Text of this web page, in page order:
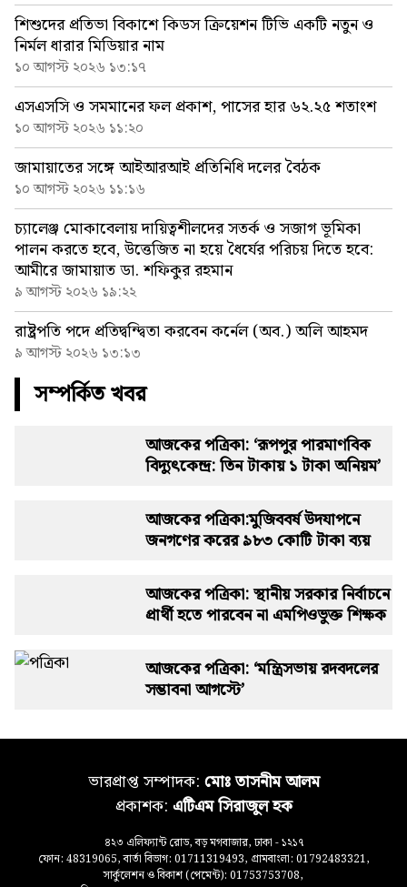
শিশুদের প্রতিভা বিকাশে কিডস ক্রিয়েশন টিভি একটি নতুন ও
নির্মল ধারার মিডিয়ার নাম
১০ আগস্ট ২০২৬ ১৩:১৭
এসএসসি ও সমমানের ফল প্রকাশ, পাসের হার ৬২.২৫ শতাংশ
১০ আগস্ট ২০২৬ ১১:২০
জামায়াতের সঙ্গে আইআরআই প্রতিনিধি দলের বৈঠক
১০ আগস্ট ২০২৬ ১১:১৬
চ্যালেঞ্জ মোকাবেলায় দায়িত্বশীলদের সতর্ক ও সজাগ ভূমিকা
পালন করতে হবে, উত্তেজিত না হয়ে ধৈর্যের পরিচয় দিতে হবে:
আমীরে জামায়াত ডা. শফিকুর রহমান
৯ আগস্ট ২০২৬ ১৯:২২
রাষ্ট্রপতি পদে প্রতিদ্বন্দ্বিতা করবেন কর্নেল (অব.) অলি আহমদ
৯ আগস্ট ২০২৬ ১৩:১৩
সম্পর্কিত খবর
আজকের পত্রিকা: ‘রূপপুর পারমাণবিক
বিদ্যুৎকেন্দ্র: তিন টাকায় ১ টাকা অনিয়ম’
আজকের পত্রিকা:মুজিববর্ষ উদযাপনে
জনগণের করের ৯৮৩ কোটি টাকা ব্যয়
আজকের পত্রিকা: স্থানীয় সরকার নির্বাচনে
প্রার্থী হতে পারবেন না এমপিওভুক্ত শিক্ষক
আজকের পত্রিকা: ‘মন্ত্রিসভায় রদবদলের
সম্ভাবনা আগস্টে’
ভারপ্রাপ্ত সম্পাদক: মোঃ তাসনীম আলম
প্রকাশক: এটিএম সিরাজুল হক
৪২৩ এলিফ্যান্ট রোড, বড় মগবাজার, ঢাকা - ১২১৭
ফোন: 48319065, বার্তা বিভাগ: 01711319493, গ্রামবাংলা: 01792483321,
সার্কুলেশন ও বিকাশ (পেমেন্ট): 01753753708,